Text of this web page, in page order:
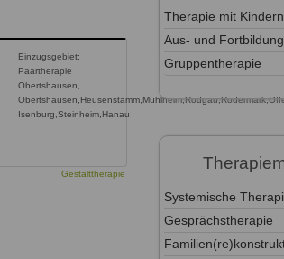
Einzugsgebiet:
Paartherapie
Obertshausen,
Isenburg,Steinheim,Hanau
Gestalttherapie
Therapie mit Kindern
Aus- und
Gruppentherapie
Systemische
Gesprächstherapie